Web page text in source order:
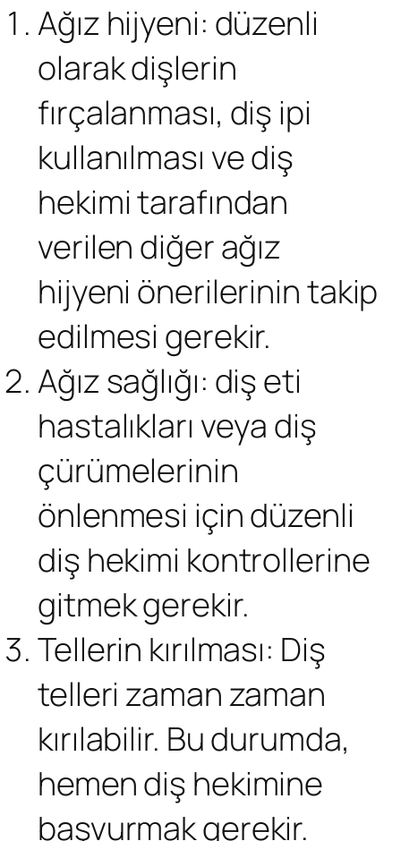
Ağız hijyeni: düzenli
olarak dişlerin
fırçalanması, diş ipi
kullanılması ve diş
hekimi tarafından
verilen diğer ağız
hijyeni önerilerinin takip
edilmesi gerekir.
Ağız sağlığı: diş eti
hastalıkları veya diş
çürümelerinin
önlenmesi için düzenli
diş hekimi kontrollerine
gitmek gerekir.
Tellerin kırılması: Diş
telleri zaman zaman
kırılabilir. Bu durumda,
hemen diş hekimine
başvurmak gerekir.